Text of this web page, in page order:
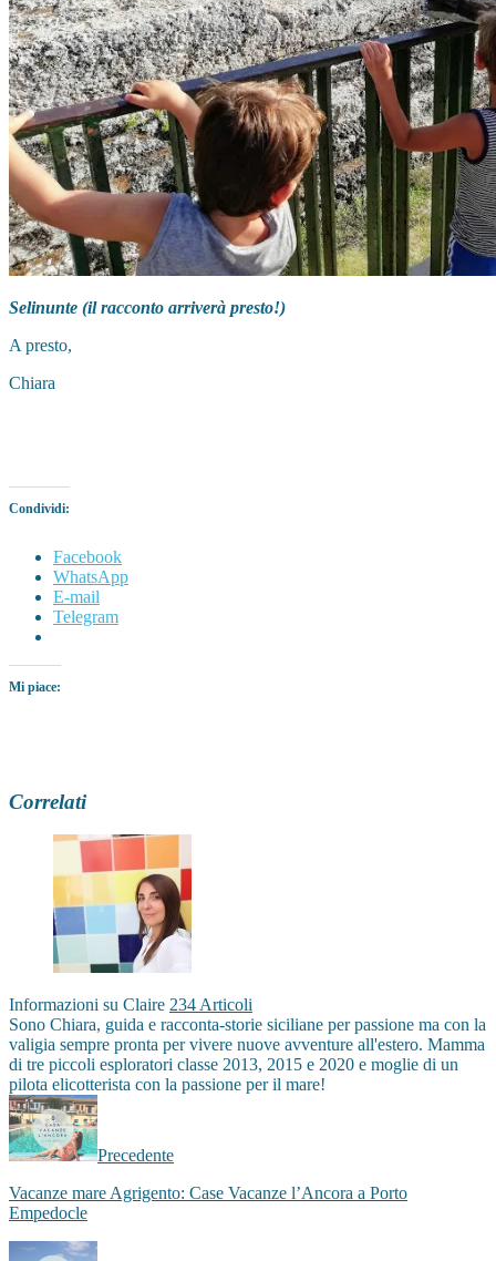
Selinunte (il racconto arriverà presto!)
A presto,
Chiara
Condividi:
Facebook
WhatsApp
E-mail
Telegram
Mi piace:
Correlati
Informazioni su Claire 234 Articoli
Sono Chiara, guida e racconta-storie siciliane per passione ma con la
valigia sempre pronta per vivere nuove avventure all'estero. Mamma
di tre piccoli esploratori classe 2013, 2015 e 2020 e moglie di un
pilota elicotterista con la passione per il mare!
Facebook
Instagram
Precedente
Vacanze mare Agrigento: Case Vacanze l’Ancora a Porto
Empedocle